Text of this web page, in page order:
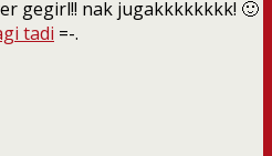
gegirl!! nak jugakkkkkkkk! 🙂
tadi =-.